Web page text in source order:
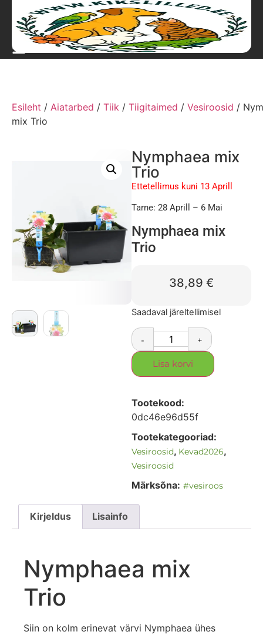
Esileht / Aiatarbed / Tiik / Tiigitaimed / Vesiroosid /
mix Trio
Nymphaea mix
Trio
Ettetellimus kuni 13 Aprill
Tarne: 28 Aprill – 6 Mai
Nymphaea mix
Trio
38,89 €
Saadaval järeltellimisel
- +
Lisa korvi
Tootekood:
0dc46e96d55f
Tootekategooriad:
Vesiroosid, Kevad2026,
Vesiroosid
Märksõna: #vesiroos
Kirjeldus Lisainfo
Nymphaea mix
Trio
Siin on kolm erinevat värvi Nymphaea ühes